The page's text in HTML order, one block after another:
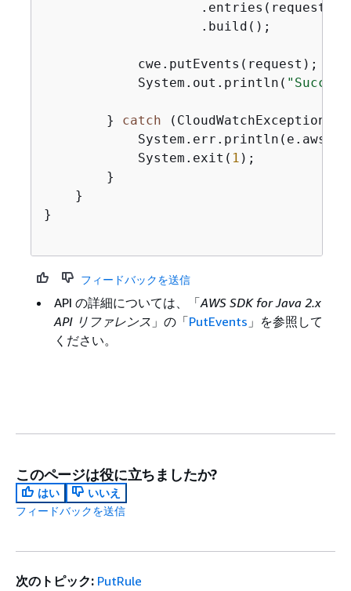
                    .build();
            cwe.putEvents(request);
            System.out.println(
        }
catch (CloudWatchException
            System.exit(
1 );
        }
    }
}
フィードバックを送信
API の詳細については、「AWS SDK for Java 2.x
API リファレンス 」の「PutEvents 」を参照して
ください。
このページは役に立ちましたか?
はい
いいえ
フィードバックを送信
次のトピック: PutRule